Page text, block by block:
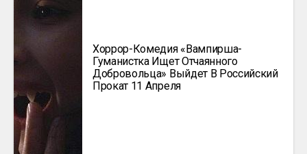
Хоррор-Комедия «Вампирша-
Гуманистка Ищет Отчаянного
Добровольца» Выйдет В Российский
Прокат 11 Апреля